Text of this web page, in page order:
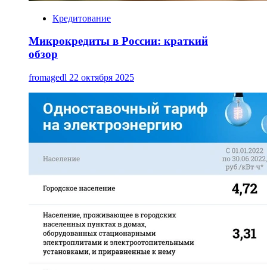
Кредитование
Микрокредиты в России: краткий
обзор
fromagedl 22 октября 2025